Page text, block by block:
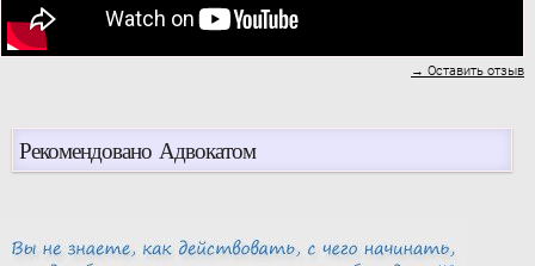
→ Оставить отзыв
Рекомендовано Адвокатом